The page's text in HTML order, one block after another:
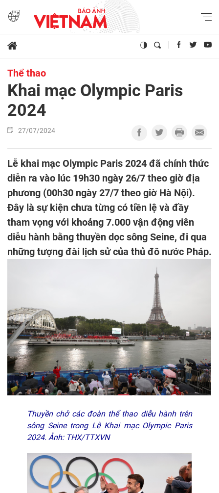
Thể thao
Khai mạc Olympic Paris
2024
27/07/2024
Lễ khai mạc Olympic Paris 2024 đã chính thức
diễn ra vào lúc 19h30 ngày 26/7 theo giờ địa
phương (00h30 ngày 27/7 theo giờ Hà Nội).
Đây là sự kiện chưa từng có tiền lệ và đầy
tham vọng với khoảng 7.000 vận động viên
diễu hành bằng thuyền dọc sông Seine, đi qua
những tượng đài lịch sử của thủ đô nước Pháp.
Thuyền chở các đoàn thể thao diễu hành trên
sông Seine trong Lễ Khai mạc Olympic Paris
2024. Ảnh: THX/TTXVN